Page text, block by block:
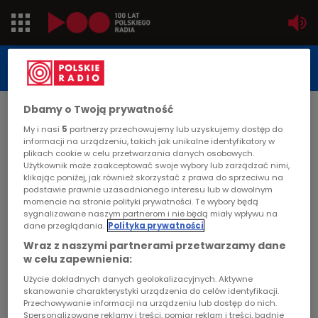
Jedynka
Trójka
Czwórka
PR24
Poland
Dzieci
STUDIO REPORTAŻU
POLSKIEGO RADIA
DATA PUBLIKACJI:
2001-07-26
STRONA GŁÓWNA>ARTYKUŁ
Przebudzenie
STUDIO REPORTAŻU I DOKUMENTU
Dbamy o Twoją prywatność
My i nasi 5 partnerzy przechowujemy lub uzyskujemy dostęp do
informacji na urządzeniu, takich jak unikalne identyfikatory w
plikach cookie w celu przetwarzania danych osobowych.
Użytkownik może zaakceptować swoje wybory lub zarządzać nimi,
klikając poniżej, jak również skorzystać z prawa do sprzeciwu na
podstawie prawnie uzasadnionego interesu lub w dowolnym
momencie na stronie polityki prywatności. Te wybory będą
sygnalizowane naszym partnerom i nie będą miały wpływu na
dane przeglądania. Polityka prywatności
Wraz z naszymi partnerami przetwarzamy dane
w celu zapewnienia:
Użycie dokładnych danych geolokalizacyjnych. Aktywne
skanowanie charakterystyki urządzenia do celów identyfikacji.
Przechowywanie informacji na urządzeniu lub dostęp do nich.
Spersonalizowane reklamy i treści, pomiar reklam i treści, badnie